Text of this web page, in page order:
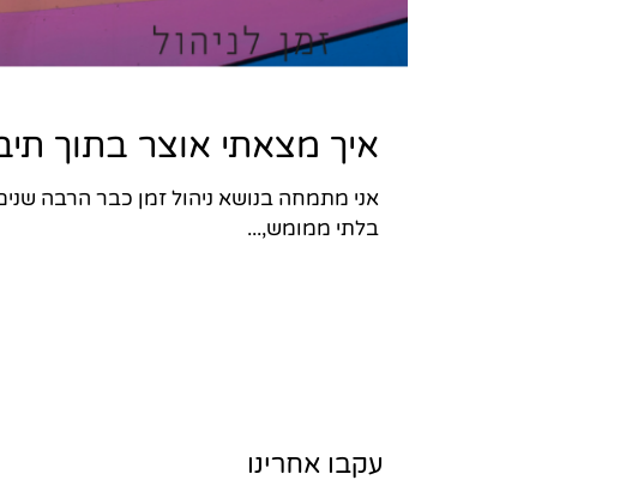
איך מצאתי אוצר בתוך
בלתי ממומש,...
עקבו אחרינו